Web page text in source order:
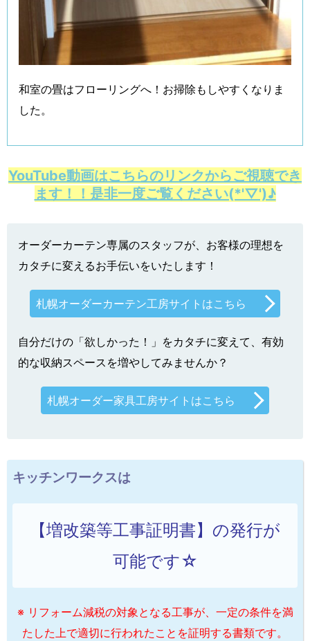
和室の畳はフローリングへ！お掃除もしやすくなりま
した。
YouTube動画はこちらのリンクからご視聴でき
ます！！是非一度ご覧ください(*'▽')♪
オーダーカーテン専属のスタッフが、お客様の理想を
カタチに変えるお手伝いをいたします！
札幌オーダーカーテン工房サイトはこちら
自分だけの「欲しかった！」をカタチに変えて、有効
的な収納スペースを増やしてみませんか？
札幌オーダー家具工房サイトはこちら
キッチンワークスは
【増改築等工事証明書】の発行が
可能です☆
※ リフォーム減税の対象となる工事が、一定の条件を満
たした上で適切に行われたことを証明する書類です。